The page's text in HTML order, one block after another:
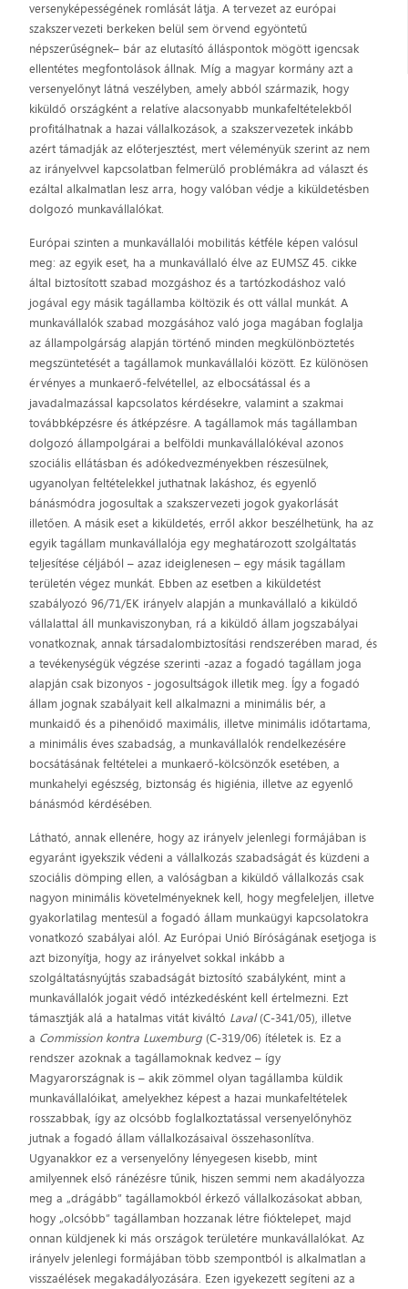
versenyképességének romlását látja. A tervezet az európai
szakszervezeti berkeken belül sem örvend egyöntetű
népszerűségnek– bár az elutasító álláspontok mögött igencsak
ellentétes megfontolások állnak. Míg a magyar kormány azt a
versenyelőnyt látná veszélyben, amely abból származik, hogy
kiküldő országként a relatíve alacsonyabb munkafeltételekből
profitálhatnak a hazai vállalkozások, a szakszervezetek inkább
azért támadják az előterjesztést, mert véleményük szerint az nem
az irányelvvel kapcsolatban felmerülő problémákra ad választ és
ezáltal alkalmatlan lesz arra, hogy valóban védje a kiküldetésben
dolgozó munkavállalókat.
Európai szinten a munkavállalói mobilitás kétféle képen valósul
meg: az egyik eset, ha a munkavállaló élve az EUMSZ 45. cikke
által biztosított szabad mozgáshoz és a tartózkodáshoz való
jogával egy másik tagállamba költözik és ott vállal munkát. A
munkavállalók szabad mozgásához való joga magában foglalja
az állampolgárság alapján történő minden megkülönböztetés
megszüntetését a tagállamok munkavállalói között. Ez különösen
érvényes a munkaerő-felvétellel, az elbocsátással és a
javadalmazással kapcsolatos kérdésekre, valamint a szakmai
továbbképzésre és átképzésre. A tagállamok más tagállamban
dolgozó állampolgárai a belföldi munkavállalókéval azonos
szociális ellátásban és adókedvezményekben részesülnek,
ugyanolyan feltételekkel juthatnak lakáshoz, és egyenlő
bánásmódra jogosultak a szakszervezeti jogok gyakorlását
illetően. A másik eset a kiküldetés, erről akkor beszélhetünk, ha az
egyik tagállam munkavállalója egy meghatározott szolgáltatás
teljesítése céljából – azaz ideiglenesen – egy másik tagállam
területén végez munkát. Ebben az esetben a kiküldetést
szabályozó 96/71/EK irányelv alapján a munkavállaló a kiküldő
vállalattal áll munkaviszonyban, rá a kiküldő állam jogszabályai
vonatkoznak, annak társadalombiztosítási rendszerében marad, és
a tevékenységük végzése szerinti -azaz a fogadó tagállam joga
alapján csak bizonyos - jogosultságok illetik meg. Így a fogadó
állam jognak szabályait kell alkalmazni a minimális bér, a
munkaidő és a pihenőidő maximális, illetve minimális időtartama,
a minimális éves szabadság, a munkavállalók rendelkezésére
bocsátásának feltételei a munkaerő-kölcsönzők esetében, a
munkahelyi egészség, biztonság és higiénia, illetve az egyenlő
bánásmód kérdésében.
Látható, annak ellenére, hogy az irányelv jelenlegi formájában is
egyaránt igyekszik védeni a vállalkozás szabadságát és küzdeni a
szociális dömping ellen, a valóságban a kiküldő vállalkozás csak
nagyon minimális követelményeknek kell, hogy megfeleljen, illetve
gyakorlatilag mentesül a fogadó állam munkaügyi kapcsolatokra
vonatkozó szabályai alól. Az Európai Unió Bíróságának esetjoga is
azt bizonyítja, hogy az irányelvet sokkal inkább a
szolgáltatásnyújtás szabadságát biztosító szabályként, mint a
munkavállalók jogait védő intézkedésként kell értelmezni. Ezt
támasztják alá a hatalmas vitát kiváltó Laval(C-341/05), illetve
a Commission kontra Luxemburg (C-319/06) ítéletek is. Ez a
rendszer azoknak a tagállamoknak kedvez – így
Magyarországnak is – akik zömmel olyan tagállamba küldik
munkavállalóikat, amelyekhez képest a hazai munkafeltételek
rosszabbak, így az olcsóbb foglalkoztatással versenyelőnyhöz
jutnak a fogadó állam vállalkozásaival összehasonlítva.
Ugyanakkor ez a versenyelőny lényegesen kisebb, mint
amilyennek első ránézésre tűnik, hiszen semmi nem akadályozza
meg a „drágább” tagállamokból érkező vállalkozásokat abban,
hogy „olcsóbb” tagállamban hozzanak létre fióktelepet, majd
onnan küldjenek ki más országok területére munkavállalókat. Az
irányelv jelenlegi formájában több szempontból is alkalmatlan a
visszaélések megakadályozására. Ezen igyekezett segíteni az a